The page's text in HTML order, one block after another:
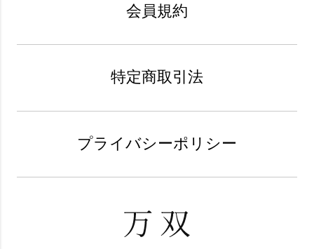
会員規約
特定商取引法
プライバシーポリシー